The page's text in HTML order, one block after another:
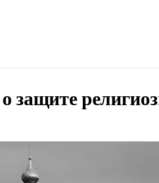
защите